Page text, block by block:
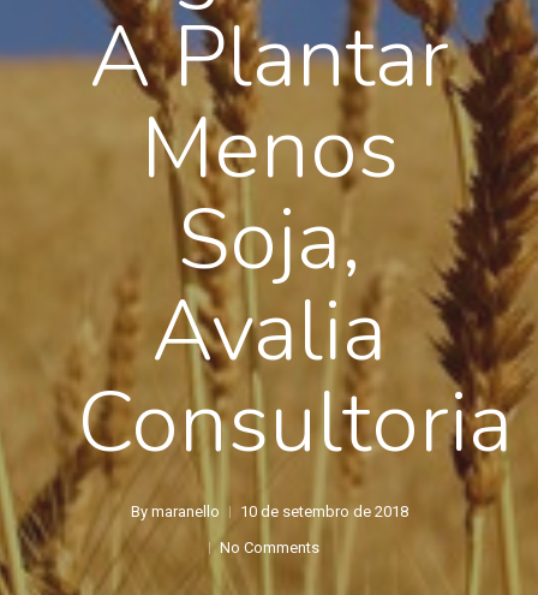
A Plantar
Menos
Soja,
Avalia
Consultoria
By maranello
10 de setembro de 2018
No Comments